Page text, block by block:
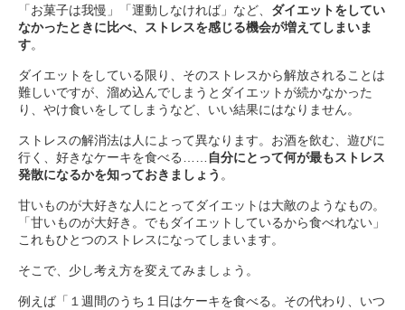
「お菓子は我慢」「運動しなければ」など、 ダイエットをしてい
なかったときに比べ、ストレスを感じる機会が増えてしまいま
す。
ダイエットをしている限り、そのストレスから解放されることは
難しいですが、溜め込んでしまうとダイエットが続かなかった
り、やけ食いをしてしまうなど、いい結果にはなりません。
ストレスの解消法は人によって異なります。お酒を飲む、遊びに
行く、好きなケーキを食べる…… 自分にとって何が最もストレス
発散になるかを知っておきましょう 。
甘いものが大好きな人にとってダイエットは大敵のようなもの。
「甘いものが大好き。でもダイエットしているから食べれない」
これもひとつのストレスになってしまいます。
そこで、少し考え方を変えてみましょう。
例えば「１週間のうち１日はケーキを食べる。その代わり、いつ